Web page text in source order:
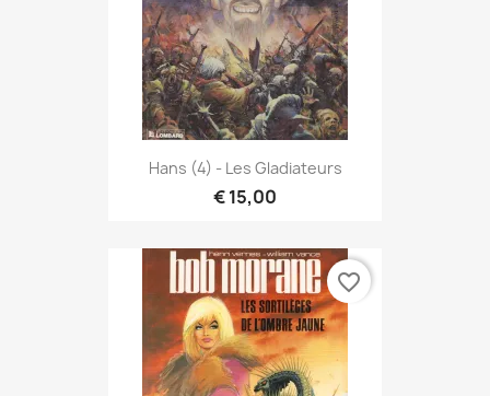
Hans (4) - Les Gladiateurs
€ 15,00
favorite_border